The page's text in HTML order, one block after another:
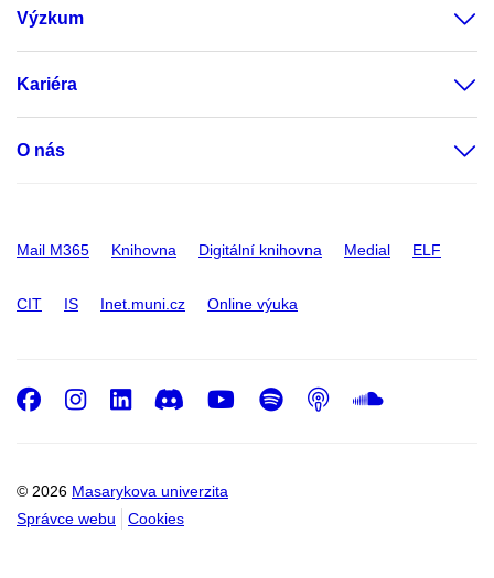
Výzkum
Kariéra
O nás
Mail M365 Knihovna Digitální knihovna Medial ELF
CIT IS Inet.muni.cz Online výuka
© 2026 Masarykova univerzita
Správce webu
Cookies
Facebook
Instagram
LinkedIn
DiscordYoutube
Spotify
Podcast